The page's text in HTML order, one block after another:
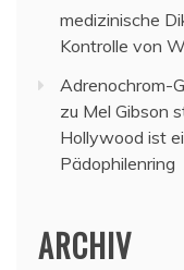
medizinische
Kontrolle von
Adrenochrom-
zu Mel Gibson
Hollywood ist
Pädophilenring
ARCHIV